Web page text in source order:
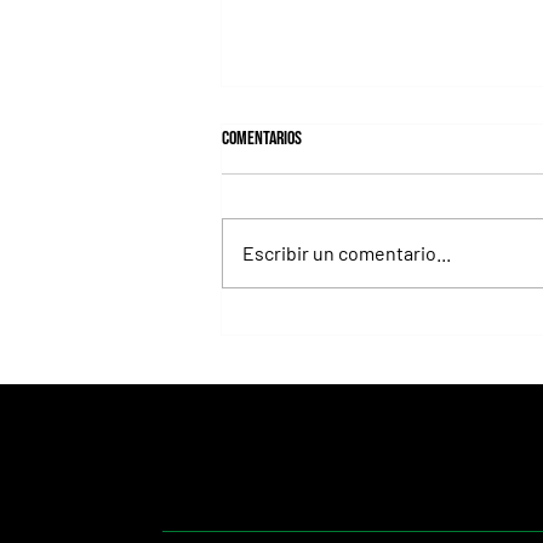
Comentarios
Escribir un comentario...